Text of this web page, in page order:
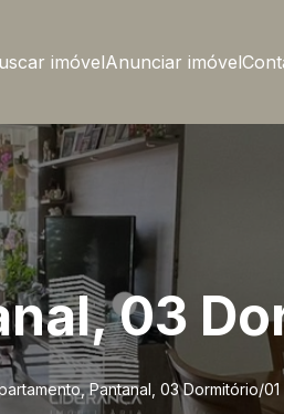
imóvelAnunciar imóvel
03
Pantanal, 03 Dormitório/01